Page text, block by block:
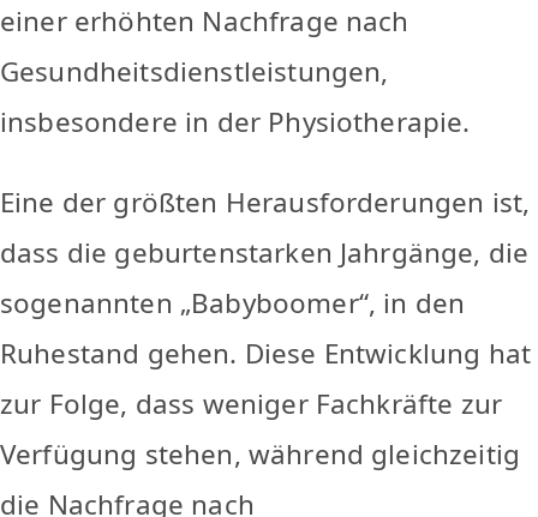
einer erhöhten Nachfrage nach
Gesundheitsdienstleistungen,
insbesondere in der Physiotherapie.
Eine der größten Herausforderungen ist,
dass die geburtenstarken Jahrgänge, die
sogenannten „Babyboomer“, in den
Ruhestand gehen. Diese Entwicklung hat
zur Folge, dass weniger Fachkräfte zur
Verfügung stehen, während gleichzeitig
die Nachfrage nach